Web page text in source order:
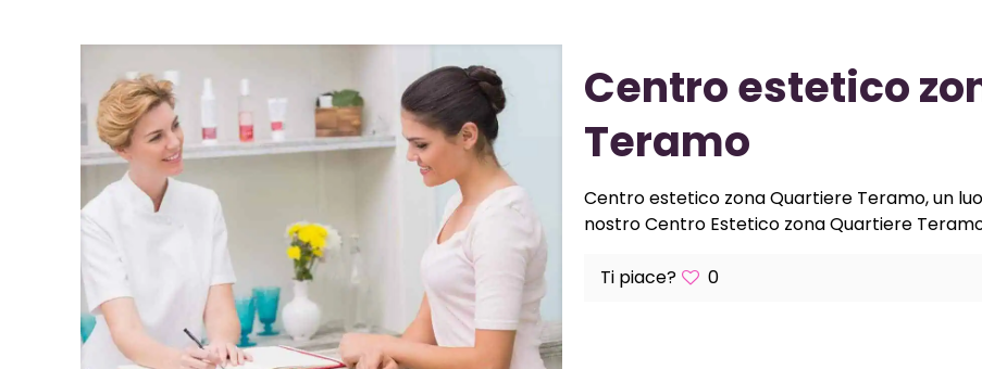
Centro estetico
Teramo
Centro estetico zona Quartiere Teramo, un
nostro Centro Estetico zona Quartiere
Ti piace? 0